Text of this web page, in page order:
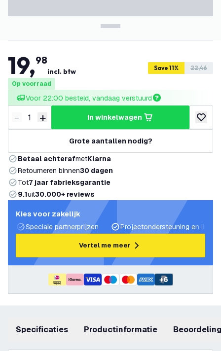
19,98
incl. btw Save 11% 22,46
Op voorraad
Voor 22:00 besteld, vandaag verstuurd
Verminder hoeveelheid
- Verhoog hoeveelheid
+ in winkelwagen
Grote aantallen nodig?
Betaal achterafmetKlarna
Retourneren binnen30 dagen
Tot7 jaar fabrieksgarantie
9.1uit30.000+ reviews
Kies voor zakelijk
Speciale partnerprijzen
Projectondersteuning en
Vertel me meer
+6
Specificaties productinformatie